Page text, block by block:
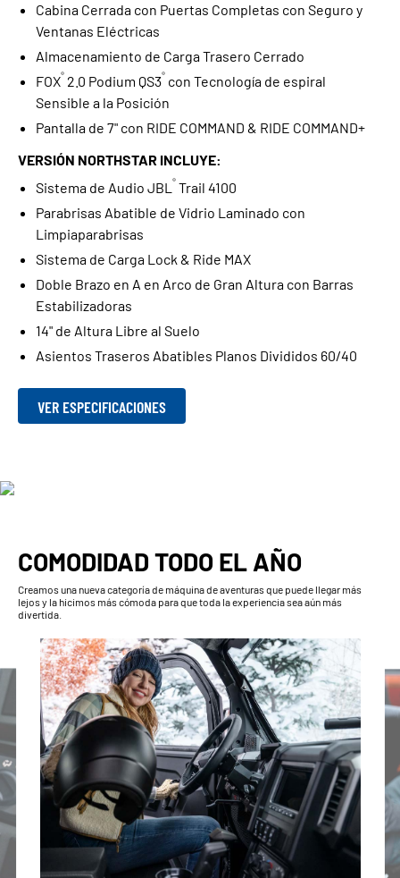
Cabina Cerrada con Puertas Completas con Seguro y
Ventanas Eléctricas
Almacenamiento de Carga Trasero Cerrado
FOX® 2.0 Podium QS3® con Tecnología de espiral
Sensible a la Posición
Pantalla de 7" con RIDE COMMAND & RIDE COMMAND+
VERSIÓN NORTHSTAR INCLUYE:
Sistema de Audio JBL ® Trail 4100
Parabrisas Abatible de Vidrio Laminado con
Limpiaparabrisas
Sistema de Carga Lock & Ride MAX
Doble Brazo en A en Arco de Gran Altura con Barras
Estabilizadoras
14" de Altura Libre al Suelo
Asientos Traseros Abatibles Planos Divididos 60/40
VER ESPECIFICACIONES
COMODIDAD TODO EL AÑO
Creamos una nueva categoría de máquina de aventuras que puede llegar más
lejos y la hicimos más cómoda para que toda la experiencia sea aún más
divertida.